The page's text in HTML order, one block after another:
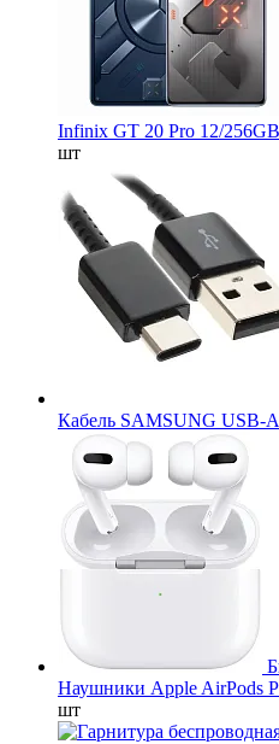
Infinix GT 20 Pro 12/
шт
Кабель SAMSUNG USB-
Наушники Apple AirPods
шт